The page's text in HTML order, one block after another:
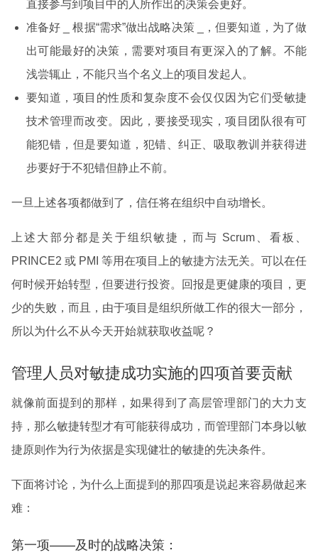
直接参与到项目中的人所作出的决策会更好。
准备好 _ 根据“需求”做出战略决策 _，但要知道，为了做
出可能最好的决策，需要对项目有更深入的了解。不能
浅尝辄止，不能只当个名义上的项目发起人。
要知道，项目的性质和复杂度不会仅仅因为它们受敏捷
技术管理而改变。因此，要接受现实，项目团队很有可
能犯错，但是要知道，犯错、纠正、吸取教训并获得进
步要好于不犯错但静止不前。
一旦上述各项都做到了，信任将在组织中自动增长。
上述大部分都是关于组织敏捷，而与 Scrum、看板、
PRINCE2 或 PMI 等用在项目上的敏捷方法无关。可以在任
何时候开始转型，但要进行投资。回报是更健康的项目，更
少的失败，而且，由于项目是组织所做工作的很大一部分，
所以为什么不从今天开始就获取收益呢？
管理人员对敏捷成功实施的四项首要贡献
就像前面提到的那样，如果得到了高层管理部门的大力支
持，那么敏捷转型才有可能获得成功，而管理部门本身以敏
捷原则作为行为依据是实现健壮的敏捷的先决条件。
下面将讨论，为什么上面提到的那四项是说起来容易做起来
难：
第一项——及时的战略决策：